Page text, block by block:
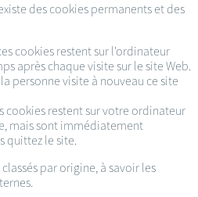
des cookies permanents et des
cookies restent sur l'ordinateur
après chaque visite sur le site Web.
personne visite à nouveau ce site
cookies restent sur votre ordinateur
mais sont immédiatement
quittez le site.
par origine, à savoir les